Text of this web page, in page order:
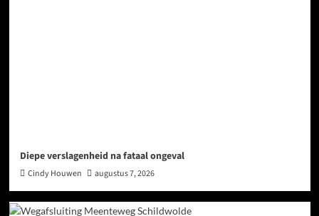
Diepe verslagenheid na fataal ongeval
Cindy Houwen augustus 7, 2026